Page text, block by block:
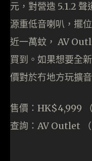
元，對營造 5.1.2
源重低音喇叭，擺
近一萬蚊， AV
買到。如果想要全
價對於冇地方玩擴
售價：HK$4,999 （
查詢：AV Outlet （